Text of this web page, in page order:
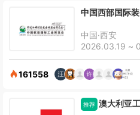
中国西部国际
中国·西安
2026.03.19 ~
161558
推荐 澳大利亚